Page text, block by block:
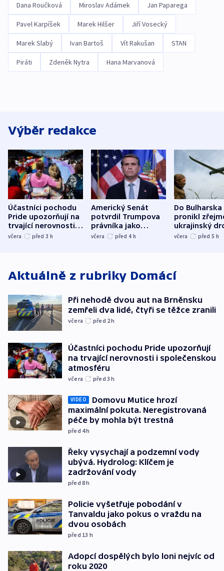
Dana Roučková Miroslav Adámek Jan Paparega
Pavel Karpíšek Marek Hilšer Jiří Vosecký
Marek Slabý Ivan Bartoš Vít Rakušan STAN
Piráti Zdeněk Nytra Hana Marvanová
Výběr redakce
Účastníci pochodu
Pride upozorňují na
trvající nerovnosti i
společenskou
včera před 3 h
Americký Senát
potvrdil Trumpova
právníka jako
ministra
včera před 4 h
Do Bulharska
pronikl
ukrajinský
explodoval
včera před 5 h
Aktuálně z rubriky Domácí
Při nehodě dvou aut na Brněnsku
zemřeli dva lidé, čtyři se těžce zranili
včera před 2h
Účastníci pochodu Pride upozorňují
na trvající nerovnosti i společenskou
atmosféru
včera před 3h
VIDEO
Domovu Mutice hrozí
maximální pokuta. Neregistrovaná
péče by mohla být trestná
před 4h
Řeky vysychají a podzemní vody
ubývá. Hydrolog: Klíčem je
zadržování vody
před 8h
Policie vyšetřuje pobodání v
Tanvaldu jako pokus o vraždu na
dvou osobách
před 13 h
Adopcí dospělých bylo loni nejvíc od
roku 2020